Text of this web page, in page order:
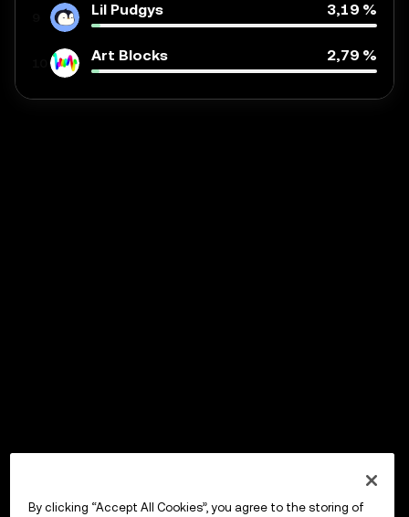
Lil Pudgys 3,19 %
Art Blocks 2,79 %
By clicking “Accept All Cookies”, you agree to the storing of